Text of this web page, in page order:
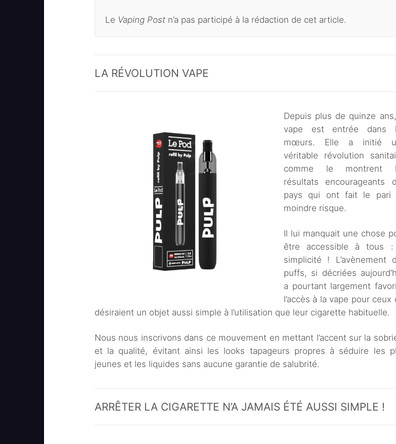
Le Vaping Post n’a pas participé à la rédaction de cet article.
LA RÉVOLUTION VAPE
Depuis plus de quinze
vape est entrée dans
mœurs. Elle a initié
véritable révolution
comme le montrent
résultats encourageants
pays qui ont fait le pari
moindre risque.
Il lui manquait une chose
être accessible à tous
simplicité ! L’avènement
puffs, si décriées
a pourtant largement
l’accès à la vape pour ceux
désiraient un objet aussi simple à l’utilisation que leur cigarette habituelle.
Nous nous inscrivons dans ce mouvement en mettant l’accent sur la
et la qualité, évitant ainsi les looks tapageurs propres à séduire les
jeunes et les liquides sans aucune garantie de salubrité.
ARRÊTER LA CIGARETTE N’A JAMAIS ÉTÉ AUSSI SIMPLE !